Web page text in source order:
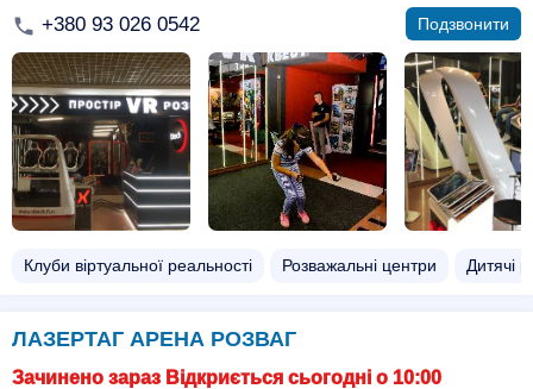
+380 93 026 0542 Подзвонити
Клуби віртуальної реальності Розважальні центри Дитячі
ЛАЗЕРТАГ АРЕНА РОЗВАГ
Зачинено зараз Відкриється сьогодні о 10:00